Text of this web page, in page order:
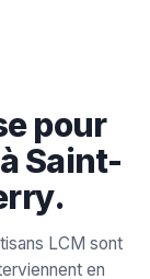
pour
Saint-
LCM sont
en